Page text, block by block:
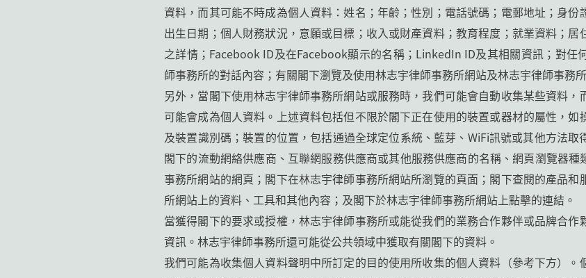
資料，而其可能不時成為個人資料：姓名；年齡；性別；電話號碼；電郵地址；身份
出生日期；個人財務狀況，意願或目標；收入或財產資料；教育程度；就業資料；
之詳情；Facebook ID及在Facebook顯示的名稱；LinkedIn ID及其相關資訊；對任
師事務所的對話內容；有關閣下瀏覽及使用林志宇律師事務所網站及林志宇律師事務
另外，當閣下使用林志宇律師事務所網站或服務時，我們可能會自動收集某些資料
可能會成為個人資料。上述資料包括但不限於閣下正在使用的裝置或器材的屬性，
及裝置識別碼；裝置的位置，包括通過全球定位系統、藍芽、WiFi訊號或其他方法
閣下的流動網絡供應商、互聯網服務供應商或其他服務供應商的名稱、網頁瀏覽器
事務所網站的網頁；閣下在林志宇律師事務所網站所瀏覽的頁面；閣下查閱的產品
所網站上的資料、工具和其他內容；及閣下於林志宇律師事務所網站上點擊的連結。
當獲得閣下的要求或授權，林志宇律師事務所或能從我們的業務合作夥伴或品牌合
資訊。林志宇律師事務所還可能從公共領域中獲取有關閣下的資料。
我們可能為收集個人資料聲明中所訂定的目的使用所收集的個人資料（參考下方）